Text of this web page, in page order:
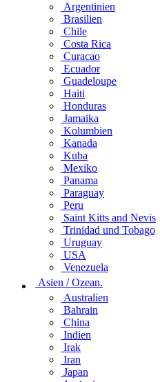
Argentinien
Brasilien
Chile
Costa Rica
Curacao
Ecuador
Guadeloupe
Haiti
Honduras
Jamaika
Kolumbien
Kanada
Kuba
Mexiko
Panama
Paraguay
Peru
Saint Kitts and Nevis
Trinidad und Tobago
Uruguay
USA
Venezuela
Asien / Ozean.
Australien
Bahrain
China
Indien
Irak
Iran
Japan